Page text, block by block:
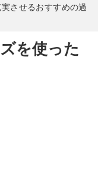
させるおすすめの過
を使った